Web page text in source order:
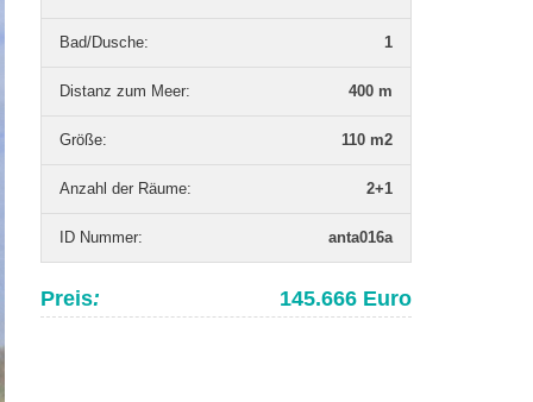
Bad/Dusche: 1
Distanz zum Meer: 400 m
Grö­ße: 110 m2
Anzahl der Räume: 2+1
ID Nummer: anta016a
Preis: 145.666 Euro